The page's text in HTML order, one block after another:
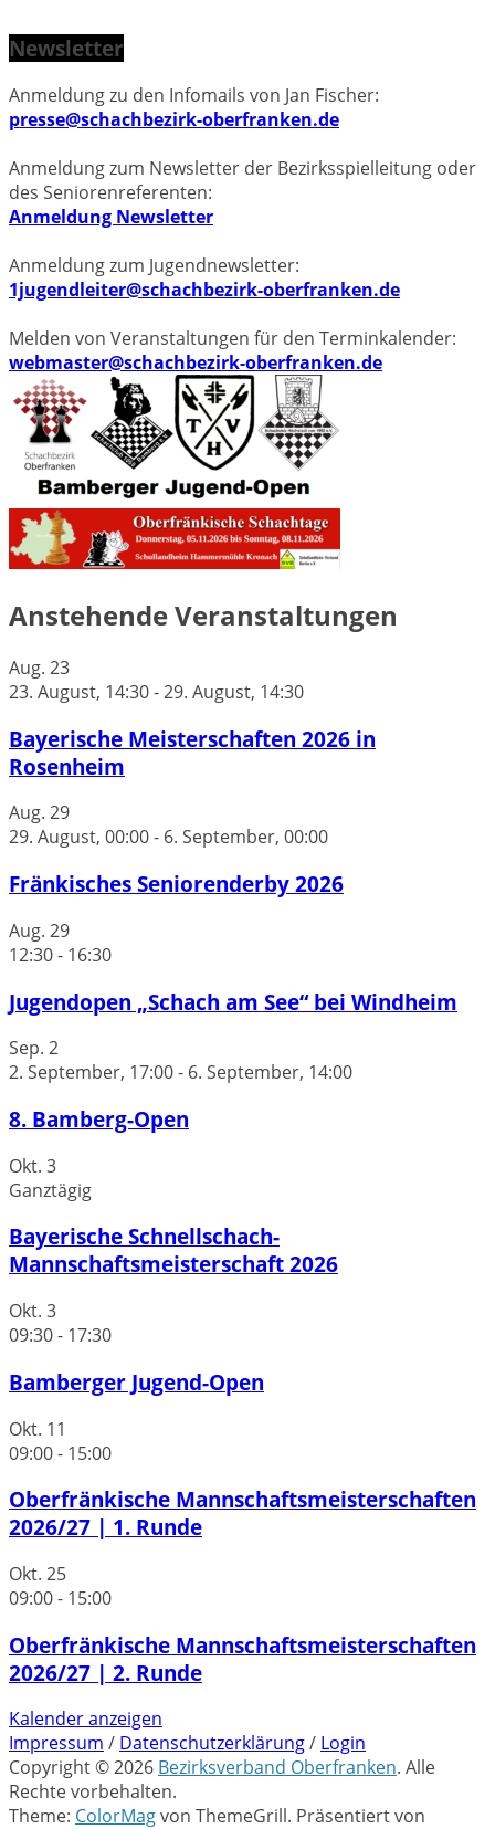
Newsletter
Anmeldung zu den Infomails von Jan Fischer:
presse@schachbezirk-oberfranken.de
Anmeldung zum Newsletter der Bezirksspielleitung oder
des Seniorenreferenten:
Anmeldung Newsletter
Anmeldung zum Jugendnewsletter:
1jugendleiter@schachbezirk-oberfranken.de
Melden von Veranstaltungen für den Terminkalender:
webmaster@schachbezirk-oberfranken.de
Anstehende Veranstaltungen
Aug. 23
23. August, 14:30-29. August, 14:30
Bayerische Meisterschaften 2026 in
Rosenheim
Aug. 29
29. August, 00:00- 6. September, 00:00
Fränkisches Seniorenderby 2026
Aug. 29
12:30- 16:30
Jugendopen „Schach am See“ bei Windheim
Sep. 2
2. September, 17:00- 6. September, 14:00
8. Bamberg-Open
Okt. 3
Ganztägig
Bayerische Schnellschach-
Mannschaftsmeisterschaft 2026
Okt. 3
09:30- 17:30
Bamberger Jugend-Open
Okt. 11
09:00- 15:00
Oberfränkische Mannschaftsmeisterschaften
2026/27 | 1. Runde
Okt. 25
09:00- 15:00
Oberfränkische Mannschaftsmeisterschaften
2026/27 | 2. Runde
Kalender anzeigen
Impressum / Datenschutzerklärung/ Login
Copyright © 2026 Bezirksverband Oberfranken. Alle
Rechte vorbehalten.
Theme: ColorMagvon ThemeGrill. Präsentiert von